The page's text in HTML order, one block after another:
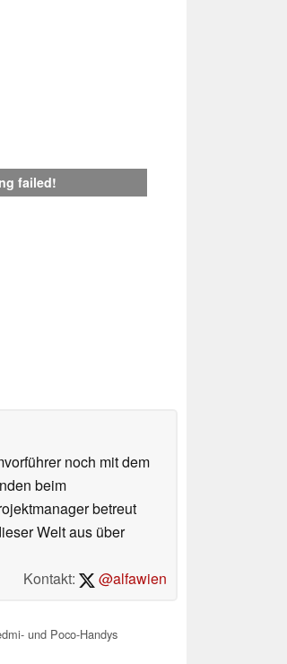
failed!
noch mit dem
beim
betreut
Welt aus über
Kontakt:
@alfawien
und Poco-Handys